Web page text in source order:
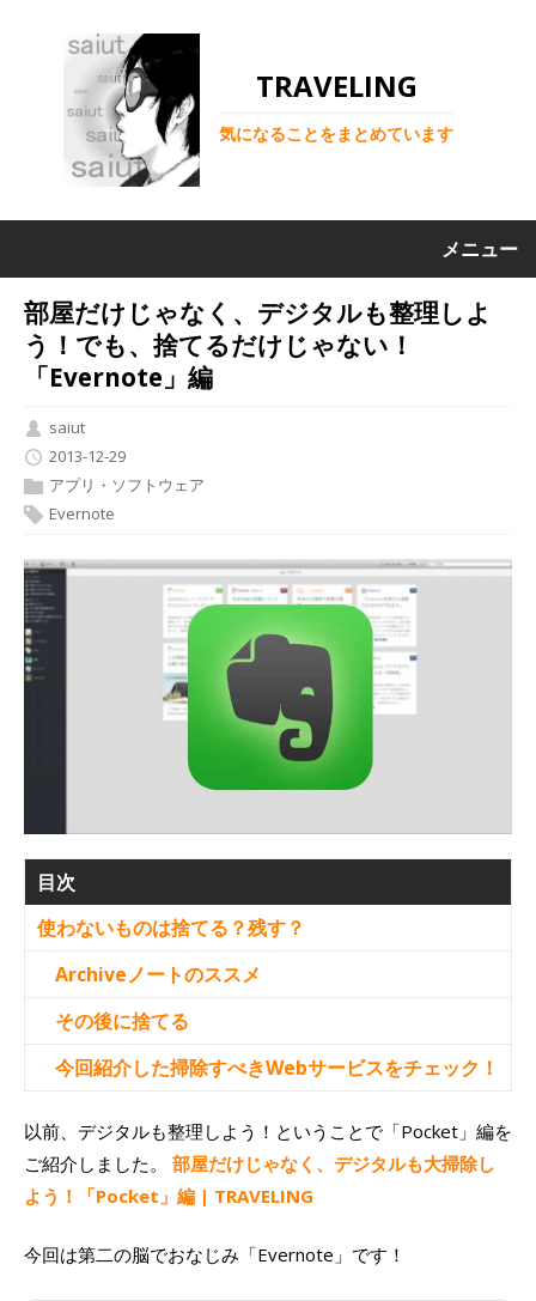
TRAVELING
気になることをまとめています
メニュー
部屋だけじゃなく、デジタルも整理しよ
う！でも、捨てるだけじゃない！
「Evernote」編
saiut
2013-12-29
アプリ・ソフトウェア
Evernote
目次
使わないものは捨てる？残す？
Archiveノートのススメ
その後に捨てる
今回紹介した掃除すべきWebサービスをチェック！
以前、デジタルも整理しよう！ということで「Pocket」編を
ご紹介しました。 部屋だけじゃなく、デジタルも大掃除し
よう！「Pocket」編 | TRAVELING
今回は第二の脳でおなじみ「Evernote」です！